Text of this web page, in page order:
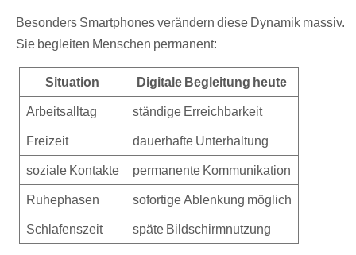
Besonders Smartphones verändern diese Dynamik massiv.
Sie begleiten Menschen permanent:
Situation
Digitale Begleitung heute
Arbeitsalltag
ständige Erreichbarkeit
Freizeit
dauerhafte Unterhaltung
soziale Kontakte
permanente Kommunikation
Ruhephasen
sofortige Ablenkung möglich
Schlafenszeit
späte Bildschirmnutzung